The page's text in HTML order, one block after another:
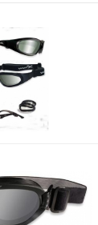
DANNER Boots
Gummistiefel
HAIX Boots
MATTERHORN Boots